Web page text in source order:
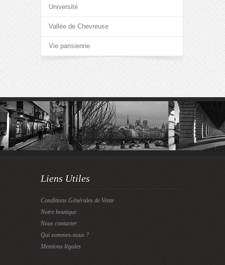
Université
Vallée de Chevreuse
Vie parisienne
Liens Utiles
Conditions Générales de Vente
Notre boutique
Nous contacter
Qui sommes-nous ?
Mentions légales